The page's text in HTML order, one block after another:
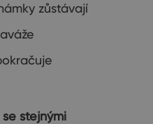
zůstávají
stejnými